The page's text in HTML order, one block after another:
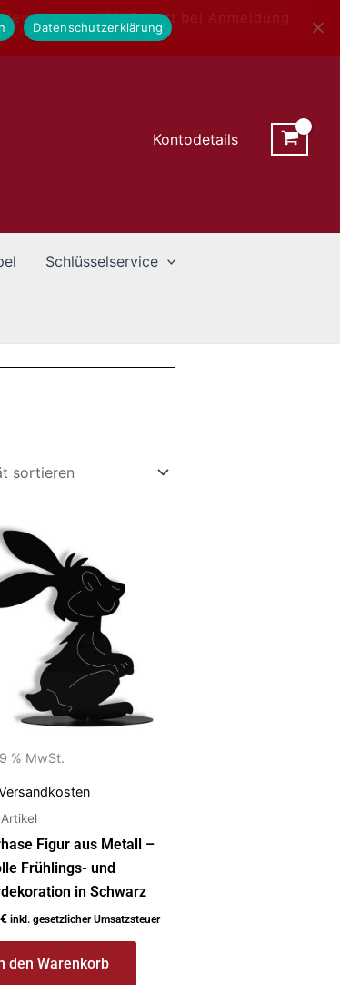
Newsletter - 10% Rabatt bei Anmeldung
Kontodetails
Schlüsselservice
% MwSt.
Figur aus Metall –
Frühlings- und
in Schwarz
€ inkl. gesetzlicher Umsatzsteuer
den Warenkorb
Datenschutzerklärung